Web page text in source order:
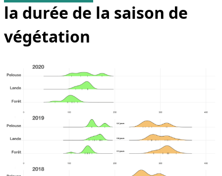
la durée de la saison de
végétation